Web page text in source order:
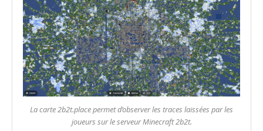
La carte 2b2t.place permet d’observer les traces laissées par les
joueurs sur le serveur Minecraft 2b2t.